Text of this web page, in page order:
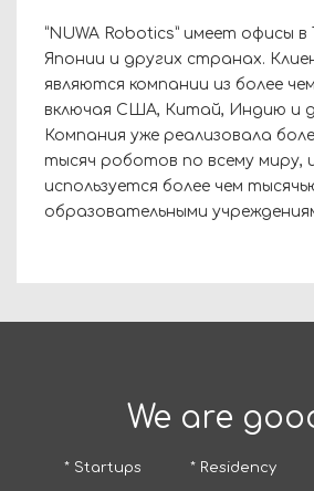
“NUWA Robotics” имеет офисы
Японии и других странах.
являются компании из более
включая США, Китай, Индию и
Компания уже реализовала
тысяч роботов по всему миру,
используется более чем
образовательными
We are
* Startups * Residency